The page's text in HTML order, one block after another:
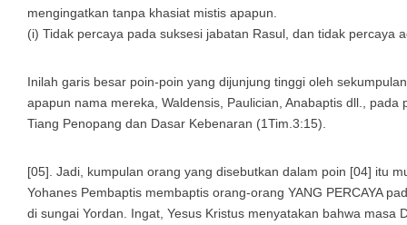
mengingatkan tanpa khasiat mistis apapun.
(i) Tidak percaya pada suksesi jabatan Rasul, dan tidak percaya
Inilah garis besar poin-poin yang dijunjung tinggi oleh
apapun nama mereka, Waldensis, Paulician, Anabaptis dll.,
Tiang Penopang dan Dasar Kebenaran (1Tim.3:15).
[05]. Jadi, kumpulan orang yang disebutkan dalam poin [04] itu
Yohanes Pembaptis membaptis orang-orang YANG PERCAYA
di sungai Yordan. Ingat, Yesus Kristus menyatakan bahwa masa